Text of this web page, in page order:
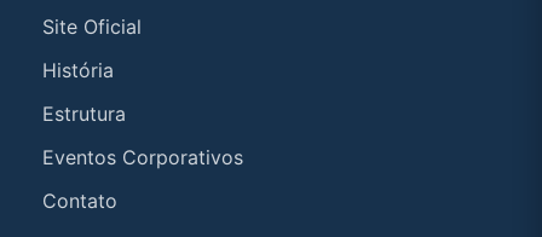
Site Oficial
História
Estrutura
Eventos Corporativos
Contato